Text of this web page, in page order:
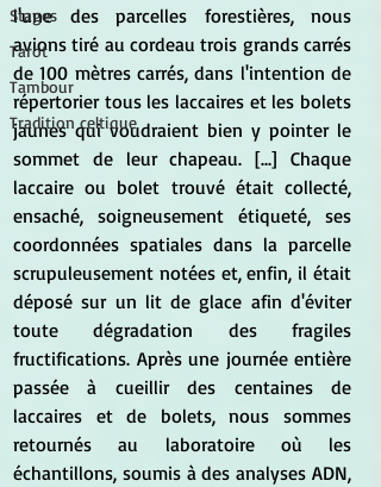
Stages
Tarot
Tambour
Tradition celtique
l'une des parcelles forestières, nous
avions tiré au cordeau trois grands carrés
de 100 mètres carrés, dans l'intention de
répertorier tous les laccaires et les bolets
jaunes qui voudraient bien y pointer le
sommet de leur chapeau. [...] Chaque
laccaire ou bolet trouvé était collecté,
ensaché, soigneusement étiqueté, ses
coordonnées spatiales dans la parcelle
scrupuleusement notées et, enfin, il était
déposé sur un lit de glace afin d'éviter
toute dégradation des fragiles
fructifications. Après une journée entière
passée à cueillir des centaines de
laccaires et de bolets, nous sommes
retournés au laboratoire où les
échantillons, soumis à des analyses ADN,